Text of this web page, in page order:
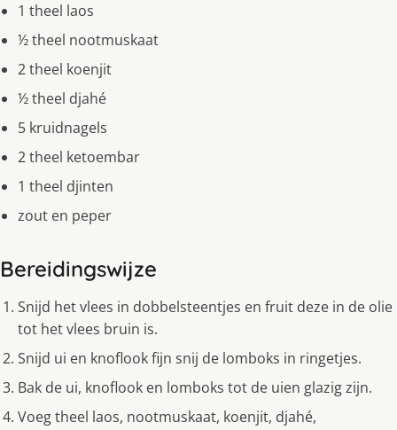
1 theel laos
½ theel nootmuskaat
2 theel koenjit
½ theel djahé
5 kruidnagels
2 theel ketoembar
1 theel djinten
zout en peper
Bereidingswijze
Snijd het vlees in dobbelsteentjes en fruit deze in de olie
tot het vlees bruin is.
Snijd ui en knoflook fijn snij de lomboks in ringetjes.
Bak de ui, knoflook en lomboks tot de uien glazig zijn.
Voeg theel laos, nootmuskaat, koenjit, djahé,